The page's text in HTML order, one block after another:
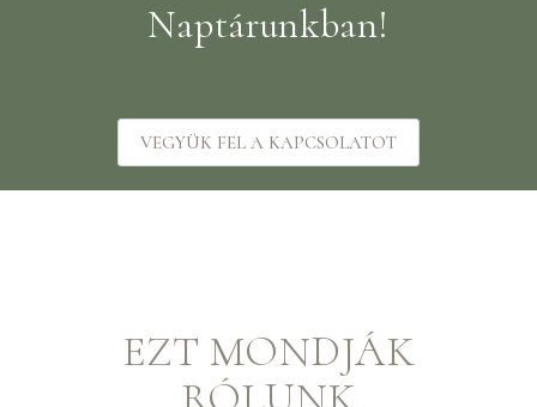
Naptárunkban!
VEGYÜK FEL A KAPCSOLATOT
EZT MONDJÁK